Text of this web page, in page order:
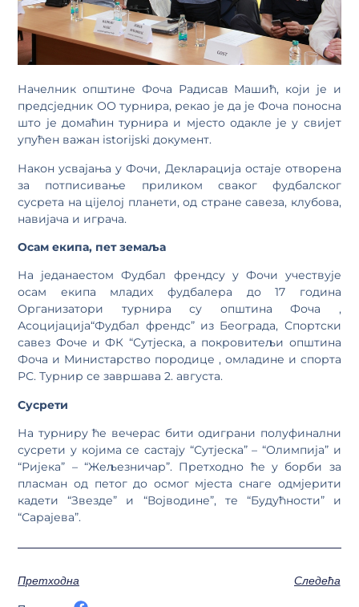
Начелник општине Фоча Радисав Машић, који је и
предсједник ОО турнира, рекао је да је Фоча поносна
што је домаћин турнира и мјесто одакле је у свијет
упућен важан istorijski документ.
Након усвајања у Фочи, Декларација остаје отворена
за потписивање приликом сваког фудбалског
сусрета на цijелој планети, од стране савеза, клубова,
навијача и играча.
Осам екипа, пет земаља
На једанаестом Фудбал френдсу у Фочи учествује
осам екипа младих фудбалера до 17 година
Организатори турнира су општина Фоча ,
Асоцијација“Фудбал френдс” из Београда, Спортски
савез Фоче и ФК “Сутјеска, а покровитељи општина
Фоча и Министарство породице , омладине и спорта
РС. Турнир се завршава 2. августа.
Сусрети
На турниру ће вечерас бити одиграни полуфинални
сусрети у којима се састају “Сутјеска” – “Олимпија” и
“Ријека” – “Жељезничар”. Претходно ће у борби за
пласман од петог до осмог мјеста снаге одмјерити
кадети “Звезде” и “Војводине”, те “Будућности” и
“Сарајева”.
Претходна
Следећа